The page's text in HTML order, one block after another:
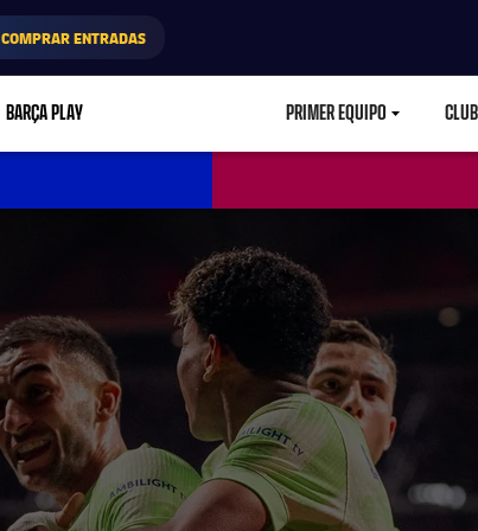
COMPRAR ENTRADAS
BARÇA PLAY PRIMER EQUIPO CLUB